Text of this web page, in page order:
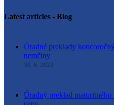
Latest articles - Blog
Úradné preklady
nemčiny
30. 6. 2023
Úradný preklad maturitného